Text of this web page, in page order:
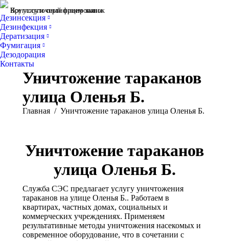
Все услуги сертифицированы
Круглосуточный прием заявок
Дезинсекция
Дезинфекция
Дератизация
Фумигация
Дезодорация
Контакты
Уничтожение тараканов
улица Оленья Б.
Вы здесь:
Главная Уничтожение тараканов улица Оленья Б.
Уничтожение тараканов
улица Оленья Б.
Служба СЭС предлагает услугу уничтожения
тараканов на улице Оленья Б.. Работаем в
квартирах, частных домах, социальных и
коммерческих учреждениях. Применяем
результативные методы уничтожения насекомых и
современное оборудование, что в сочетании с